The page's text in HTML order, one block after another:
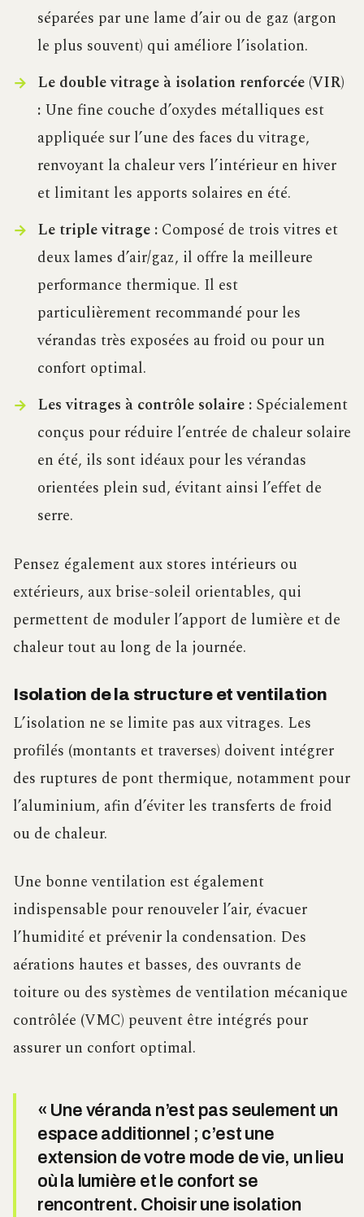
séparées par une lame d’air ou de gaz (argon
le plus souvent) qui améliore l’isolation.
Le double vitrage à isolation renforcée (VIR)
:Une fine couche d’oxydes métalliques est
appliquée sur l’une des faces du vitrage,
renvoyant la chaleur vers l’intérieur en hiver
et limitant les apports solaires en été.
Le triple vitrage :Composé de trois vitres et
deux lames d’air/gaz, il offre la meilleure
performance thermique. Il est
particulièrement recommandé pour les
vérandas très exposées au froid ou pour un
confort optimal.
Les vitrages à contrôle solaire :Spécialement
conçus pour réduire l’entrée de chaleur solaire
en été, ils sont idéaux pour les vérandas
orientées plein sud, évitant ainsi l’effet de
serre.
Pensez également aux stores intérieurs ou
extérieurs, aux brise-soleil orientables, qui
permettent de moduler l’apport de lumière et de
chaleur tout au long de la journée.
Isolation de la structure et ventilation
L’isolation ne se limite pas aux vitrages. Les
profilés (montants et traverses) doivent intégrer
des ruptures de pont thermique, notamment pour
l’aluminium, afin d’éviter les transferts de froid
ou de chaleur.
Une bonne ventilation est également
indispensable pour renouveler l’air, évacuer
l’humidité et prévenir la condensation. Des
aérations hautes et basses, des ouvrants de
toiture ou des systèmes de ventilation mécanique
contrôlée (VMC) peuvent être intégrés pour
assurer un confort optimal.
« Une véranda n’est pas seulement un
espace additionnel ; c’est une
extension de votre mode de vie, un lieu
où la lumière et le confort se
rencontrent. Choisir une isolation